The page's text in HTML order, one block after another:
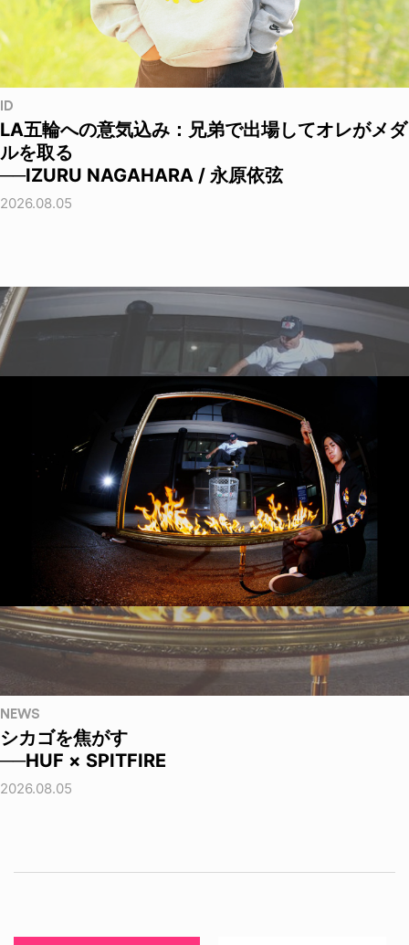
ID
LA五輪への意気込み：兄弟で出場してオレがメダ
ルを取る
──IZURU NAGAHARA / 永原依弦
2026.08.05
NEWS
シカゴを焦がす
──HUF × SPITFIRE
2026.08.05